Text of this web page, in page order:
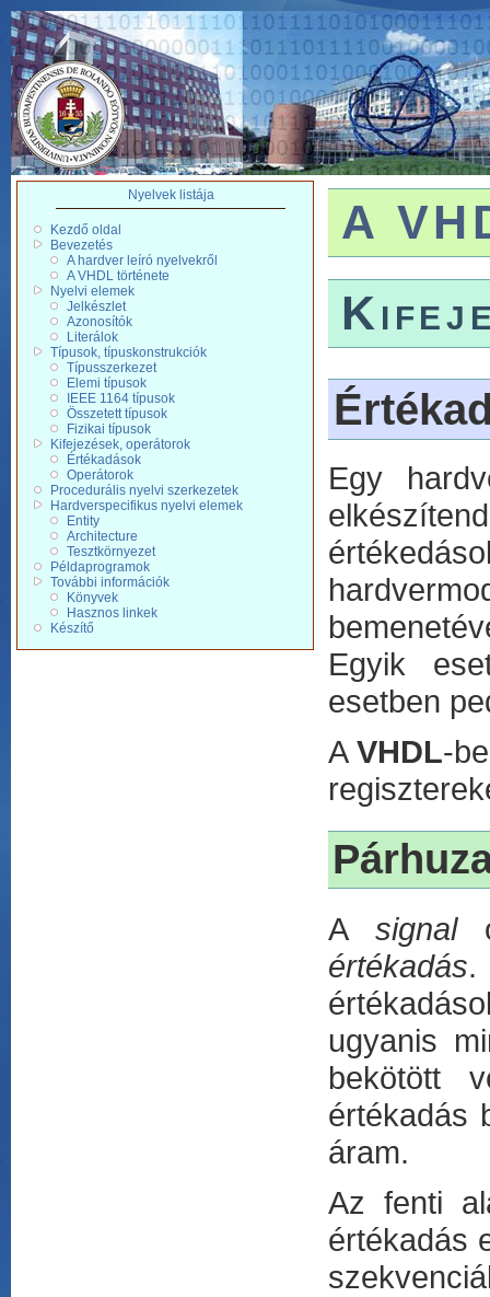
Nyelvek listája
Kezdő oldal
Bevezetés
A hardver leíró nyelvekről
A VHDL története
Nyelvi elemek
Jelkészlet
Azonosítók
Literálok
Típusok, típuskonstrukciók
Típusszerkezet
Elemi típusok
IEEE 1164 típusok
Összetett típusok
Fizikai típusok
Kifejezések, operátorok
Értékadások
Operátorok
Procedurális nyelvi szerkezetek
Hardverspecifikus nyelvi elemek
Entity
Architecture
Tesztkörnyezet
Példaprogramok
További információk
Könyvek
Hasznos linkek
Készítő
A
Egy
Egyik
esetben
AVHDL-
A signal
értékadás.
ugyanis
bekötött
értékadás
áram.
Az fenti
értékadás